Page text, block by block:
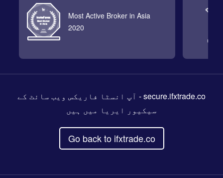
Most Active Broker in Asia
2020
secure.ifxtrade.co- آپ انسٹا فاریکس ویب سائٹ کے
سیکیور ایریا میں ہیں
Go back to ifxtrade.co